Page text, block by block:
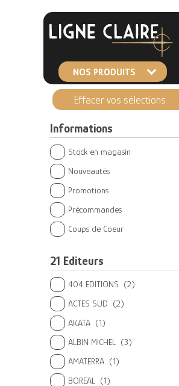
NOS PRODUITS
Effacer vos sélections
Informations
Stock en magasin
Nouveautés
Promotions
Précommandes
Coups de Coeur
21 Editeurs
404 EDITIONS (2)
ACTES SUD (2)
AKATA (1)
ALBIN MICHEL
(3)
AMATERRA (1)
BOREAL
(1)